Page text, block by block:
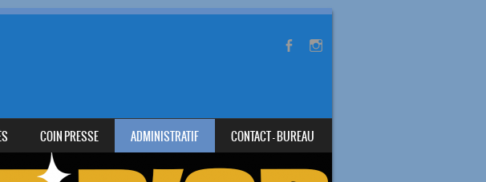
COIN PRESSE ADMINISTRATIF CONTACT – BUREAU